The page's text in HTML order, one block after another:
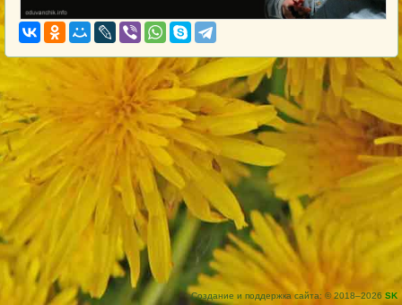
Создание и поддержка сайта: © 2018–2026 SK